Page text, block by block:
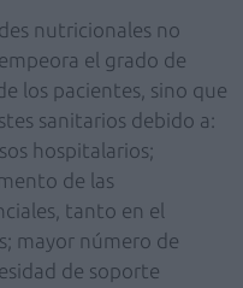
nutricionales no
el grado de
los pacientes, sino que
sanitarios debido a:
hospitalarios;
de las
tanto en el
mayor número de
de soporte